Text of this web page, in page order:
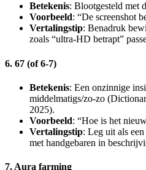
Betekenis: Blootgesteld met
Voorbeeld: “De screenshot
Vertalingstip: Benadruk
zoals “ultra-HD betrapt”
6. 67 (of 6-7)
Betekenis: Een onzinnige
middelmatigs/zo-zo
2025).
Voorbeeld: “Hoe is het
Vertalingstip: Leg uit als
met handgebaren in
7. Aura farming